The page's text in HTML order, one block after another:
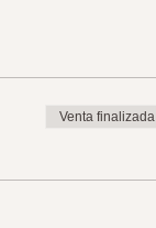
Venta finalizada